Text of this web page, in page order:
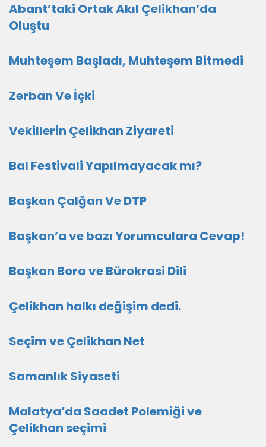
Abant’taki Ortak Akıl Çelikhan’da
Oluştu
Muhteşem Başladı, Muhteşem Bitmedi
Zerban Ve İçki
Vekillerin Çelikhan Ziyareti
Bal Festivali Yapılmayacak mı?
Başkan Çalğan Ve DTP
Başkan’a ve bazı Yorumculara Cevap!
Başkan Bora ve Bürokrasi Dili
Çelikhan halkı değişim dedi.
Seçim ve Çelikhan Net
Samanlık Siyaseti
Malatya’da Saadet Polemiği ve
Çelikhan seçimi